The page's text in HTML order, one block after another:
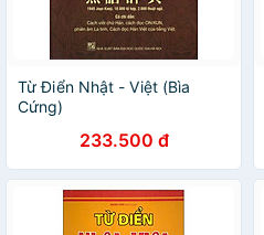
Từ Điển Nhật - Việt (Bìa
Cứng)
233.500 đ